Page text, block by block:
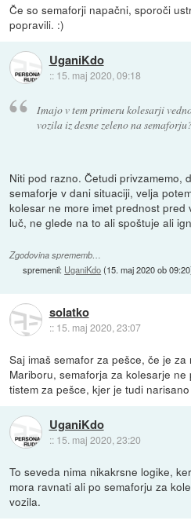
Če so semaforji napačni, sporoči
popravili. :)
UganiKdo
:: 15. maj 2020, 09:18
Imajo v tem primeru kolesarji
vozila iz desne zeleno na
Niti pod razno. Četudi privzamemo,
semaforje v dani situaciji, velja
kolesar ne more imet prednost pred
luč, ne glede na to ali spoštuje ali
Zgodovina sprememb…
spremenil: UganiKdo(15. maj 2020 ob 09:20
solatko
:: 15. maj 2020, 23:07
Saj imaš semafor za pešce, če je
Mariboru, semaforja za kolesarje
tistem za pešce, kjer je tudi
UganiKdo
:: 15. maj 2020, 23:20
To seveda nima nikakrsne logike,
mora ravnati ali po semaforju za
vozila.